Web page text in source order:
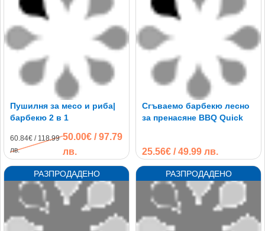
Пушилня за месо и риба|
барбекю 2 в 1
60.84€ / 118.99
лв.
50.00€ / 97.79
лв.
Сгъваемо барбекю лесно
за пренасяне BBQ Quick
25.56€ / 49.99 лв.